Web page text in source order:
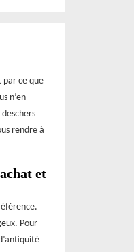
par ce que
n’en
rendre à
et
Pour